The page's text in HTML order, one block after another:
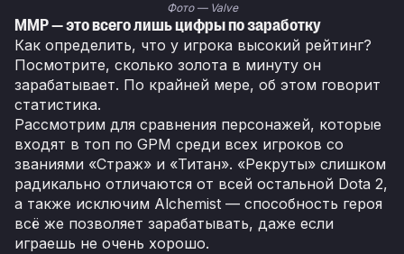
Фото — Valve
ММР — это всего лишь цифры по заработку
Как определить, что у игрока высокий рейтинг?
Посмотрите, сколько золота в минуту он
зарабатывает. По крайней мере, об этом говорит
статистика.
Рассмотрим для сравнения персонажей, которые
входят в топ по GPM среди всех игроков со
званиями «Страж» и «Титан». «Рекруты» слишком
радикально отличаются от всей остальной Dota 2,
а также исключим Alchemist — способность героя
всё же позволяет зарабатывать, даже если
играешь не очень хорошо.